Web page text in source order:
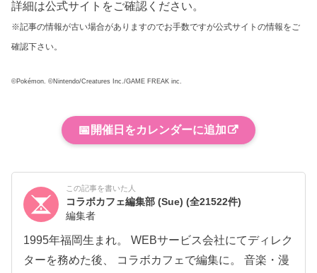
詳細は公式サイトをご確認ください。
※記事の情報が古い場合がありますのでお手数ですが公式サイトの情報をご
確認下さい。
©Pokémon. ©Nintendo/Creatures Inc./GAME FREAK inc.
📅 開催日をカレンダーに追加
この記事を書いた人
コラボカフェ編集部 (Sue)(全21522件)
編集者
1995年福岡生まれ。 WEBサービス会社にてディレク
ターを務めた後、 コラボカフェで編集に。 音楽・漫